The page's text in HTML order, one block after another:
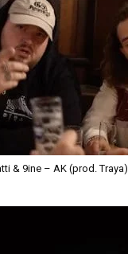
& 9ine – AK (prod. Traya)